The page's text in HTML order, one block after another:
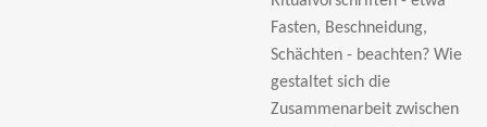
Fasten, Beschneidung,
Schächten - beachten? Wie
gestaltet sich die
Zusammenarbeit zwischen